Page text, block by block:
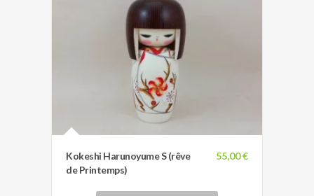
55,00 €
Kokeshi Harunoyume S (rêve
de Printemps)